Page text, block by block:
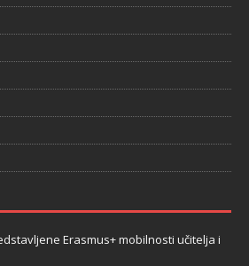
Erasmus+ mobilnosti učitelja i